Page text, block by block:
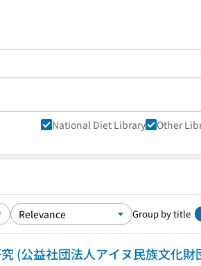
National Diet Library Other
Group by title
(公益社団法人アイヌ民族文化